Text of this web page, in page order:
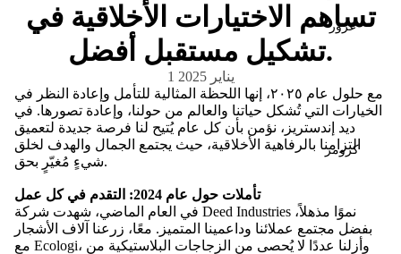
غرور
كرومز
تساهم الاختيارات الأخلاقية في
تشكيل مستقبل أفضل.
1 يناير 2025
مع حلول عام ٢٠٢٥، إنها اللحظة المثالية للتأمل وإعادة النظر في
الخيارات التي تُشكل حياتنا والعالم من حولنا، وإعادة تصورها. في
ديد إندستريز، نؤمن بأن كل عام يُتيح لنا فرصة جديدة لتعميق
التزامنا بالرفاهية الأخلاقية، حيث يجتمع الجمال والهدف لخلق
شيءٍ مُغيّرٍ بحق.
تأملات حول عام 2024: التقدم في كل عمل
في العام الماضي، شهدت شركة Deed Industries نموًا مذهلاً،
بفضل مجتمع عملائنا وداعمينا المتميز. معًا، زرعنا آلاف الأشجار
مع Ecologi، وأزلنا عددًا لا يُحصى من الزجاجات البلاستيكية من